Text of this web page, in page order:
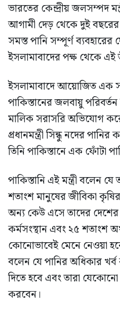
ভারতের কেন্দ্রীয় জলসম্পদ
আগামী দেড় থেকে দুই
সমস্ত পানি সম্পূর্ণ
ইসলামাবাদের পক্ষ থেকে এই
ইসলামাবাদে আয়োজিত এক
পাকিস্তানের জলবায়ু
মালিক সরাসরি অভিযোগ
প্রধানমন্ত্রী সিন্ধু নদের
তিনি পাকিস্তানে এক ফোঁটা
পাকিস্তানি এই মন্ত্রী বলেন
শতাংশ মানুষের জীবিকা
অন্য কেউ এসে তাদের দেশের
কর্মসংস্থান এবং ২৫ শতাংশ
কোনোভাবেই মেনে নেওয়া
বলেন যে পানির অধিকার
দিতে হবে এবং তারা যেকোনো
করবেন।